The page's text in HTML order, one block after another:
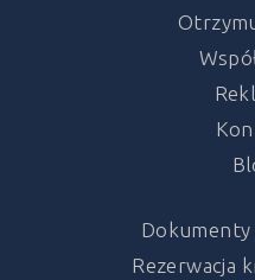
Dokumenty
Rezerwacja